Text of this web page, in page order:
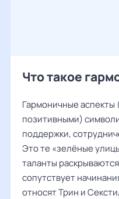
Что такое
Гармоничные аспекты
позитивными)
поддержки,
Это те «зелёные
таланты
сопутствует
относят Трин и